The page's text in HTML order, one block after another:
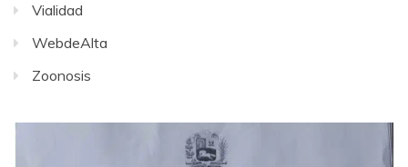
Vialidad
WebdeAlta
Zoonosis